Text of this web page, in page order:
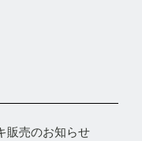
販売のお知らせ